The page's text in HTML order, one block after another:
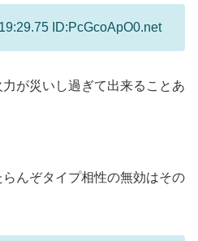
ID:PcGcoApO0.net
が災いし過ぎて出来ることあ
んぞタイプ相性の無効はその